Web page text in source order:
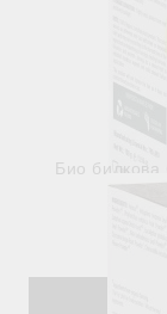
Био билкова